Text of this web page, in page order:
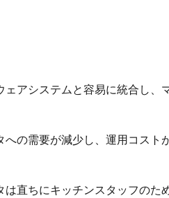
ェアシステムと容易に統合し、
の需要が減少し、運用コスト
直ちにキッチンスタッフのた